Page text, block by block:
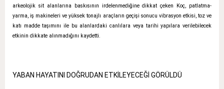
arkeolojik sit alanlarına baskısının irdelenmediğine dikkat çeken Koç, patlatma-
yarma, iş makineleri ve yüksek tonajlı araçların geçişi sonucu vibrasyon etkisi, toz ve
katı madde taşımını ile bu alanlardaki canlılara veya tarihi yapılara verilebilecek
etkinin dikkate alınmadığını kaydetti.
YABAN HAYATINI DOĞRUDAN ETKİLEYECEĞİ GÖRÜLDÜ